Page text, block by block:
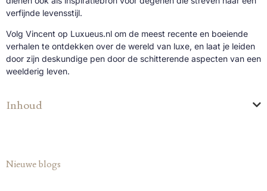
verfijnde levensstijl.
Volg Vincent op Luxueus.nl om de meest recente en boeiende
verhalen te ontdekken over de wereld van luxe, en laat je leiden
door zijn deskundige pen door de schitterende aspecten van een
weelderig leven.
Inhoud
Nieuwe blogs